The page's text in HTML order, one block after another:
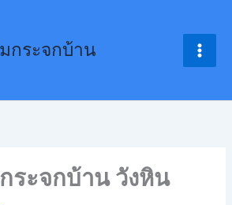
กระจกบ้าน
ระจกบ้าน วังหิน